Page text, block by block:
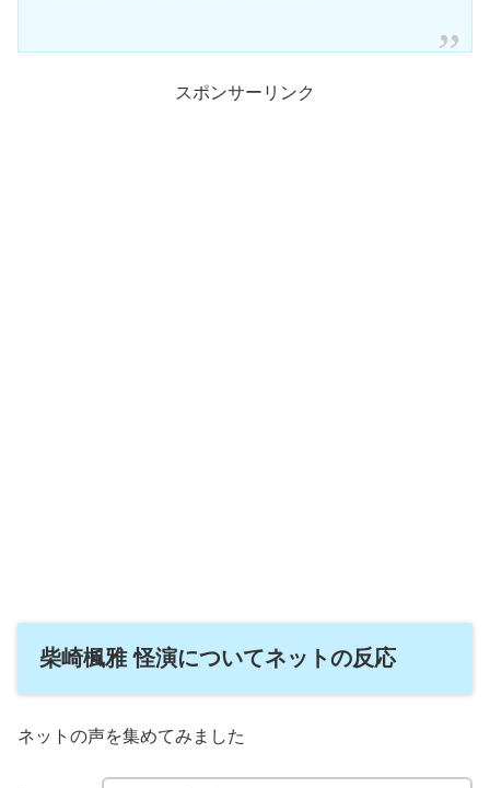
スポンサーリンク
柴崎楓雅 怪演についてネットの反応
ネットの声を集めてみました